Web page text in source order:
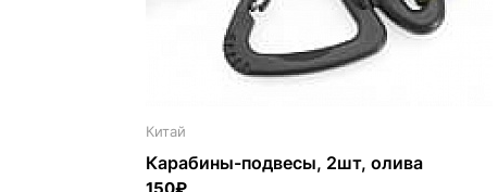
Китай
Карабины-подвесы, 2шт, олива